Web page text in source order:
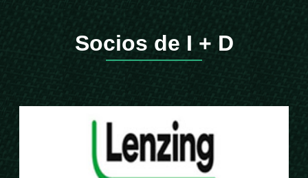
Socios de I + D